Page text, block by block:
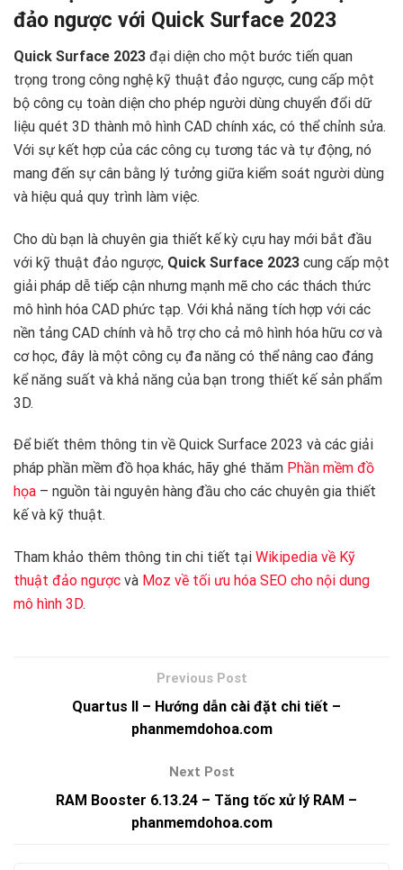
đảo ngược với Quick Surface 2023
Quick Surface 2023 đại diện cho một bước tiến quan
trọng trong công nghệ kỹ thuật đảo ngược, cung cấp một
bộ công cụ toàn diện cho phép người dùng chuyển đổi dữ
liệu quét 3D thành mô hình CAD chính xác, có thể chỉnh sửa.
Với sự kết hợp của các công cụ tương tác và tự động, nó
mang đến sự cân bằng lý tưởng giữa kiểm soát người dùng
và hiệu quả quy trình làm việc.
Cho dù bạn là chuyên gia thiết kế kỳ cựu hay mới bắt đầu
với kỹ thuật đảo ngược, Quick Surface 2023 cung cấp một
giải pháp dễ tiếp cận nhưng mạnh mẽ cho các thách thức
mô hình hóa CAD phức tạp. Với khả năng tích hợp với các
nền tảng CAD chính và hỗ trợ cho cả mô hình hóa hữu cơ và
cơ học, đây là một công cụ đa năng có thể nâng cao đáng
kể năng suất và khả năng của bạn trong thiết kế sản phẩm
3D.
Để biết thêm thông tin về Quick Surface 2023 và các giải
pháp phần mềm đồ họa khác, hãy ghé thăm Phần mềm đồ
họa – nguồn tài nguyên hàng đầu cho các chuyên gia thiết
kế và kỹ thuật.
Tham khảo thêm thông tin chi tiết tại Wikipedia về Kỹ
thuật đảo ngược và Moz về tối ưu hóa SEO cho nội dung
mô hình 3D.
Quartus II – Hướng dẫn cài đặt chi tiết –
phanmemdohoa.com
RAM Booster 6.13.24 – Tăng tốc xử lý RAM –
phanmemdohoa.com